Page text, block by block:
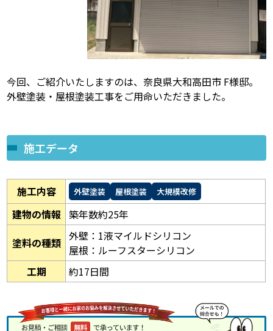
今回、ご紹介いたしますのは、奈良県大和高田市 F様邸。
外壁塗装・屋根塗装工事をご用命いただきました。
施工データ
施工内容 外壁塗装 屋根塗装 大規模改修
建物の情報 築年数約25年
塗料の種類 外壁：1液マイルドシリコン
屋根：ルーフスターシリコン
工期
約17日間